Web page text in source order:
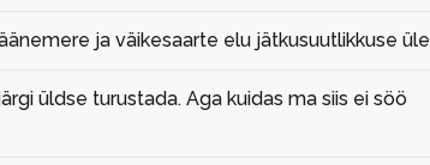
ja väikesaarte elu jätkusuutlikkuse üle
üldse turustada. Aga kuidas ma siis ei söö